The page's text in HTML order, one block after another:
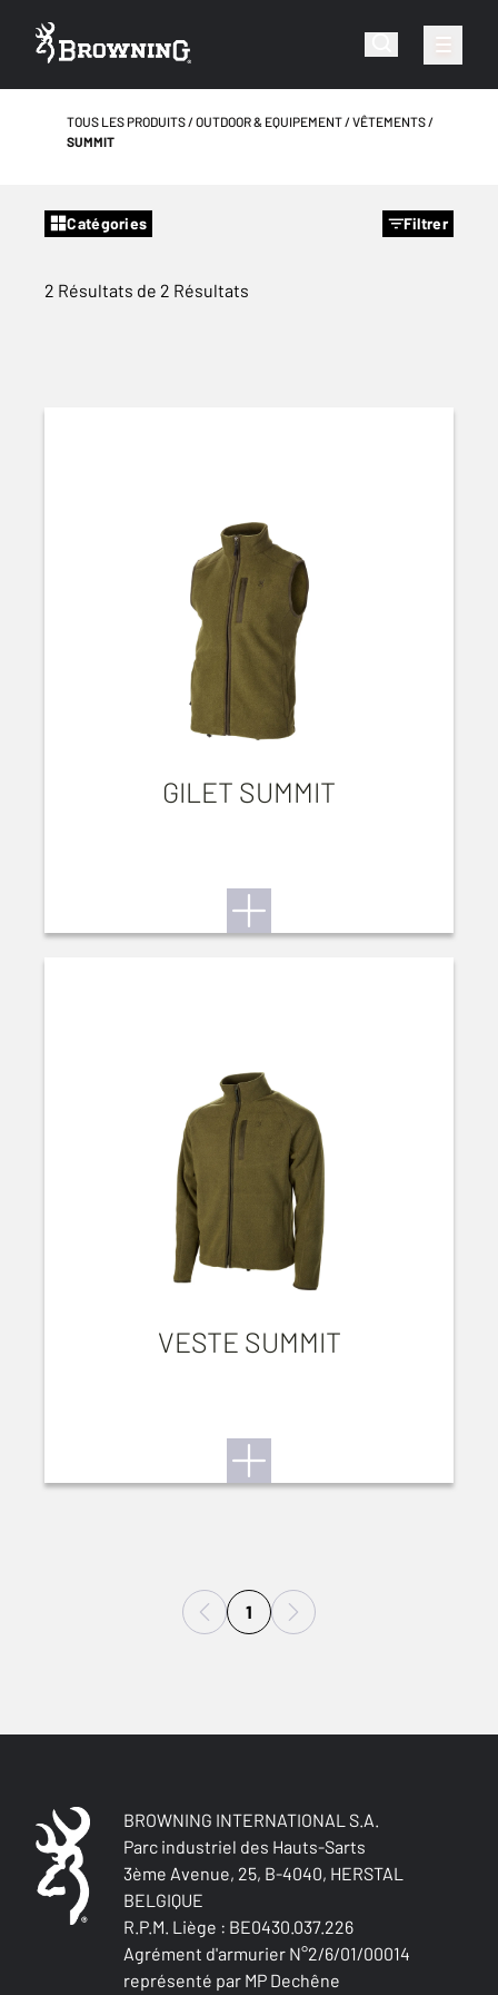
TOUS LES PRODUITS OUTDOOR & EQUIPEMENT
VÊTEMENTS
SUMMIT
Catégories Filtrer
2 Résultats de 2 Résultats
GILET SUMMIT
VESTE SUMMIT
1
BROWNING INTERNATIONAL S.A.
Parc industriel des Hauts-Sarts
3ème Avenue, 25, B-4040, HERSTAL
BELGIQUE
R.P.M. Liège : BE0430.037.226
Agrément d'armurier N°2/6/01/00014
représenté par MP Dechêne